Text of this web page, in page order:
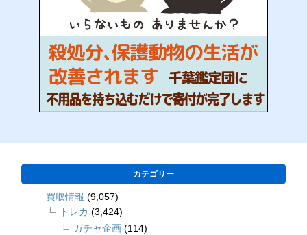
カテゴリー
買取情報 (9,057)
トレカ (3,424)
ガチャ企画 (114)